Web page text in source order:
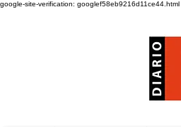
google-site-verification: googlef58eb9216d11ce44.html